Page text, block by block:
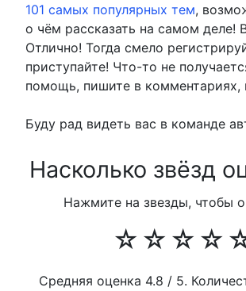
101 самых популярных тем,
о чём рассказать на самом деле!
Отлично! Тогда смело
приступайте! Что-то не
помощь, пишите в комментариях,
Буду рад видеть вас в команде
Насколько звёзд
Нажмите на звезды, чтобы
☆
☆
☆
☆
Средняя оценка 4.8 / 5.